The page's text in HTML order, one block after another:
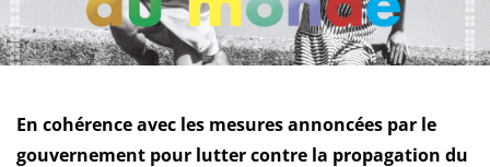
En cohérence avec les mesures annoncées par le
gouvernement pour lutter contre la propagation du